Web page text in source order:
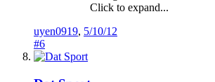
Click to expand...
uyen0919, 5/10/12
#6